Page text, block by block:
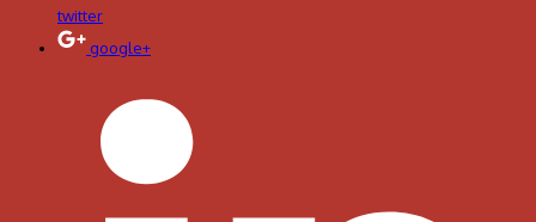
twitter
google+